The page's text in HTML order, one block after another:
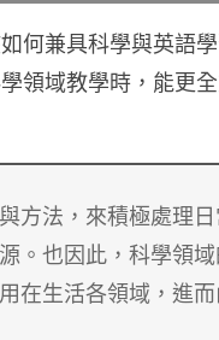
何兼具科學與英語
領域教學時，能更
方法，來積極處理
。也因此，科學領
在生活各領域，進而